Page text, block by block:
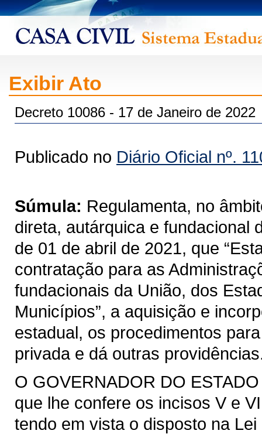
Exibir Ato
Decreto 10086 - 17 de Janeiro de 2022
Publicado no Diário Oficial nº.
Súmula: Regulamenta, no
direta, autárquica e fundacional
de 01 de abril de 2021, que
contratação para as
fundacionais da União, dos
Municípios”, a aquisição e
estadual, os procedimentos
privada e dá outras
O GOVERNADOR DO
que lhe confere os incisos V e
tendo em vista o disposto na